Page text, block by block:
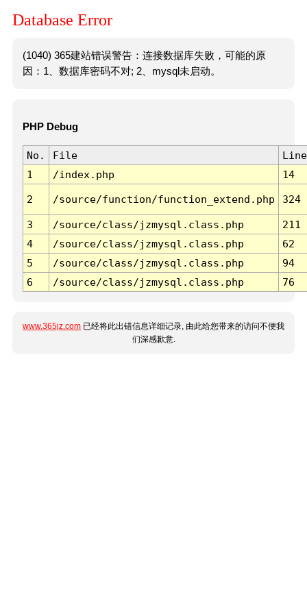
Database Error
(1040) 365建站错误警告：连接数据库失败，可能的原
因：1、数据库密码不对; 2、mysql未启动。
PHP Debug
No. File
Line
1
/index.php 14
2 /source/function/function_extend.php 324
3 /source/class/jzmysql.class.php
211
4
/source/class/jzmysql.class.php
62
5
/source/class/jzmysql.class.php
94
6
/source/class/jzmysql.class.php 76
www.365jz.com 已经将此出错信息详细记录, 由此给您带来的访问不便我
们深感歉意.